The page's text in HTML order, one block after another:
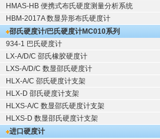
HMAS-HB 便携式布氏硬度测量分析系统
HBM-2017A 数显异形布氏硬度计
邵氏硬度计/巴氏硬度计MC010系列
934-1 巴氏硬度计
LX-A/D/C 邵氏橡胶硬度计
LXS-A/D/C 数显邵氏硬度计
HLX-A/C 邵氏硬度计支架
HLX-D 邵氏硬度计支架
HLXS-A/C 数显邵氏硬度计支架
HLXS-D 数显邵氏硬度计支架
进口硬度计